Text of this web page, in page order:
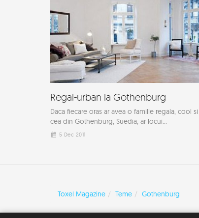
Regal-urban la Gothenburg
Daca fiecare oras ar avea o familie regala, cool
cea din Gothenburg, Suedia, ar locui...
5 Dec 2011
Toxel Magazine Teme Gothenburg